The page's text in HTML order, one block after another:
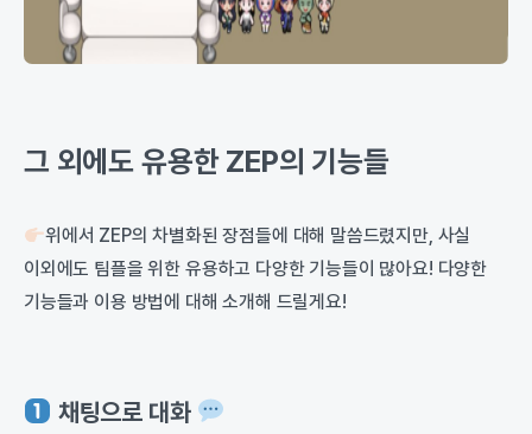
그 외에도 유용한 ZEP의 기능들
위에서 ZEP의 차별화된 장점들에 대해 말씀드렸지만, 사실
이외에도 팀플을 위한 유용하고 다양한 기능들이 많아요! 다양한
기능들과 이용 방법에 대해 소개해 드릴게요!
채팅으로 대화